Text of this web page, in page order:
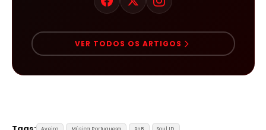
VER TODOS OS ARTIGOS